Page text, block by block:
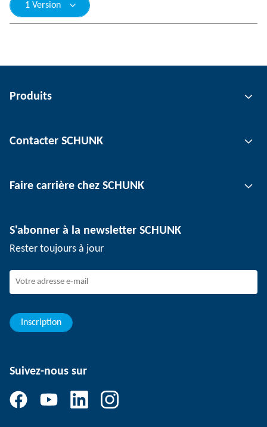
1 Version
Produits
Technologie d'automatisation
Technologie de serrage de pièce
Contacter SCHUNK
Sites
Événements
Faire carrière chez SCHUNK
SCHUNK en tant qu'employeur
Rejoindre SCHUNK
Vos avantages
S'abonner à la newsletter SCHUNK
Rester toujours à jour
Inscription
Suivez-nous sur